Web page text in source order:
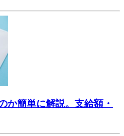
か簡単に解説。支給額・